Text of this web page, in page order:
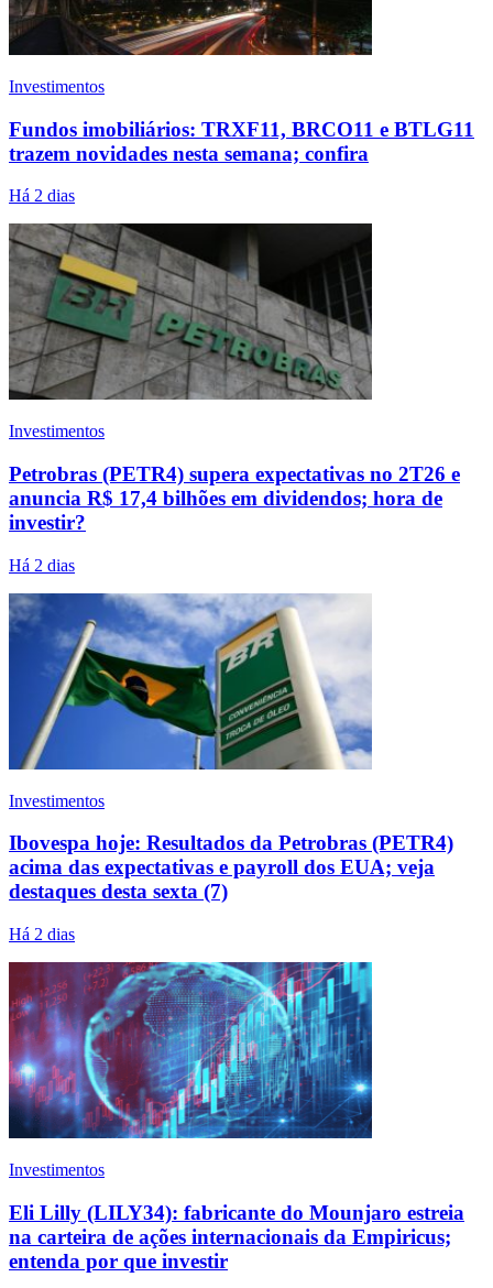
Investimentos
Fundos imobiliários: TRXF11, BRCO11 e BTLG11
trazem novidades nesta semana; confira
Há 2 dias
Investimentos
Petrobras (PETR4) supera expectativas no 2T26 e
anuncia R$ 17,4 bilhões em dividendos; hora de
investir?
Há 2 dias
Investimentos
Ibovespa hoje: Resultados da Petrobras (PETR4)
acima das expectativas e payroll dos EUA; veja
destaques desta sexta (7)
Há 2 dias
Investimentos
Eli Lilly (LILY34): fabricante do Mounjaro estreia
na carteira de ações internacionais da Empiricus;
entenda por que investir